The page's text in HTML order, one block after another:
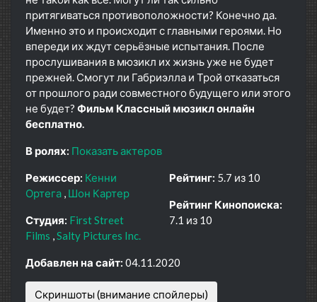
притягиваться противоположности? Конечно да.
Именно это и происходит с главными героями. Но
впереди их ждут серьёзные испытания. После
прослушивания в мюзикл их жизнь уже не будет
прежней. Смогут ли Габриэлла и Трой отказаться
от прошлого ради совместного будущего или этого
не будет? Фильм Классный мюзикл онлайн
бесплатно.
В ролях: Показать актеров
Режиссер: Кенни
Ортега Шон Картер
Студия: First Street
Films Salty Pictures Inc.
Рейтинг: 5.7 из 10
Рейтинг Кинопоиска:
7.1 из 10
Добавлен на сайт: 04.11.2020
Скриншоты (внимание спойлеры)